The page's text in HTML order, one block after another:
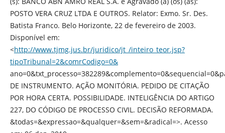
POSTO VERA CRUZ LTDA E OUTROS. Relator: Exmo. Sr. Des.
Batista Franco. Belo Horizonte, 22 de fevereiro de 2003.
Disponível em:
<http://www.tjmg.jus.br/juridico/jt_/inteiro_teor.jsp?
tipoTribunal=2&comrCodigo=0&
DE INSTRUMENTO. AÇÃO MONITÓRIA. PEDIDO DE CITAÇÃO
POR HORA CERTA. POSSIBILIDADE. INTELIGÊNCIA DO ARTIGO
227, DO CÓDIGO DE PROCESSO CIVIL. DECISÃO REFORMADA.
&todas=&expressao=&qualquer=&sem=&radical=>. Acesso